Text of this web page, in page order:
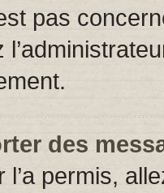
pas
des
l’a permis,